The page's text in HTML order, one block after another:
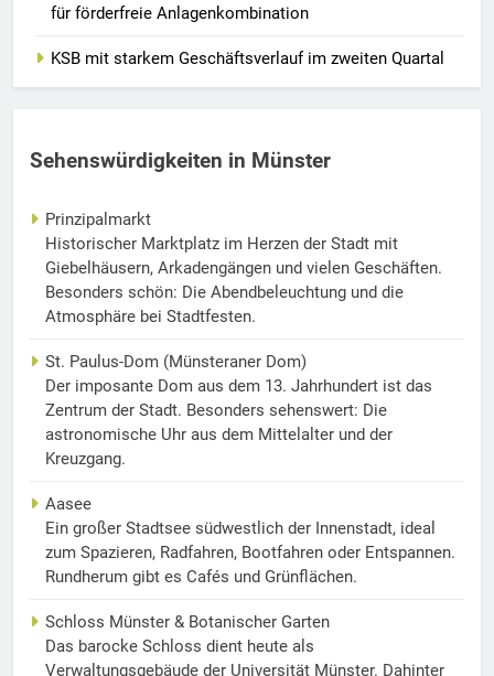
für förderfreie Anlagenkombination
KSB mit starkem Geschäftsverlauf im zweiten Quartal
Sehenswürdigkeiten in Münster
Prinzipalmarkt
Historischer Marktplatz im Herzen der Stadt mit
Giebelhäusern, Arkadengängen und vielen Geschäften.
Besonders schön: Die Abendbeleuchtung und die
Atmosphäre bei Stadtfesten.
St. Paulus-Dom (Münsteraner Dom)
Der imposante Dom aus dem 13. Jahrhundert ist das
Zentrum der Stadt. Besonders sehenswert: Die
astronomische Uhr aus dem Mittelalter und der
Kreuzgang.
Aasee
Ein großer Stadtsee südwestlich der Innenstadt, ideal
zum Spazieren, Radfahren, Bootfahren oder Entspannen.
Rundherum gibt es Cafés und Grünflächen.
Schloss Münster & Botanischer Garten
Das barocke Schloss dient heute als
Verwaltungsgebäude der Universität Münster. Dahinter